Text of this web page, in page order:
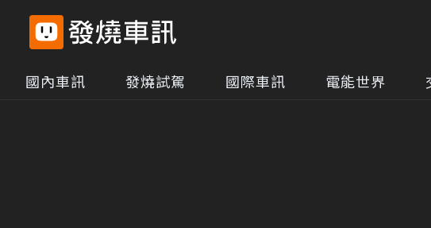
國內車訊 發燒試駕 國際車訊 電能世界